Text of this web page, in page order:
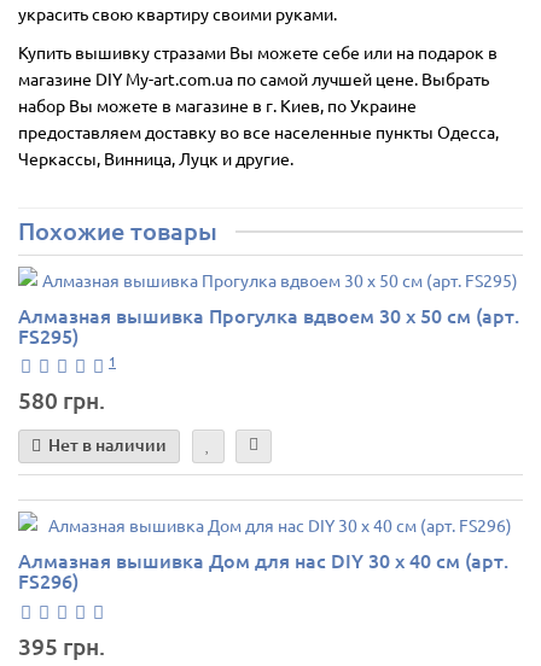
украсить свою квартиру своими руками.
Купить вышивку стразами Вы можете себе или на подарок в
магазине DIY My-art.com.ua по самой лучшей цене. Выбрать
набор Вы можете в магазине в г. Киев, по Украине
предоставляем доставку во все населенные пункты Одесса,
Черкассы, Винница, Луцк и другие.
Похожие товары
Алмазная вышивка Прогулка вдвоем 30 х 50 см (арт.
FS295)
1
580 грн.
Нет в наличии
Алмазная вышивка Дом для нас DIY 30 х 40 см (арт.
FS296)
395 грн.